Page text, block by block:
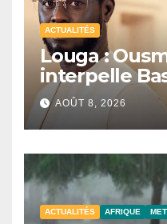
ACTUALITÉS
Louga :
interpelle
Faye sur la
locales
AOÛT 8, 2026
ACTUALITÉS AFRIQUE